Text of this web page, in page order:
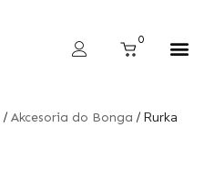
0
Cart
/ Akcesoria do Bonga / Rurka